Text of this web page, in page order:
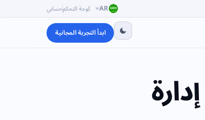
AR لوحة التحكمحسابي
ابدأ التجربة المجانية